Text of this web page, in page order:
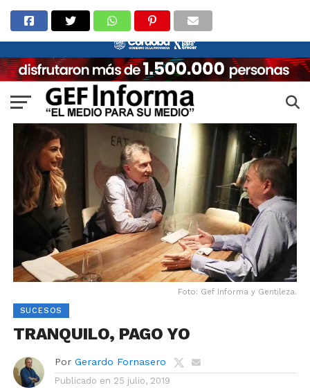
Foto: Gef Informa y Gentileza.
SUCESOS
TRANQUILO, PAGO YO
Por Gerardo Fornasero
Publicado en 25 julio, 2019